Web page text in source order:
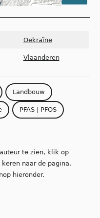
Oekraïne
Vlaanderen
Landbouw
PFAS | PFOS
te zien, klik op
naar de pagina,
hieronder.